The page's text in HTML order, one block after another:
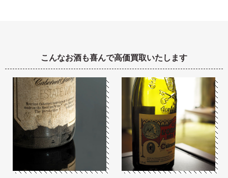
こんなお酒も喜んで高価買取いたします